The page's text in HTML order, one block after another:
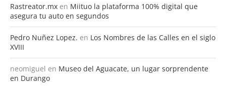
Rastreator.mx en Miituo la plataforma 100% digital que
asegura tu auto en segundos
Pedro Nuñez Lopez. en Los Nombres de las Calles en el siglo
XVIII
neomiguel en Museo del Aguacate, un lugar sorprendente
en Durango